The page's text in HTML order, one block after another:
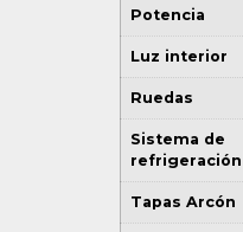
Potencia
Luz interior
Ruedas
Sistema de
refrigeración
Tapas Arcón